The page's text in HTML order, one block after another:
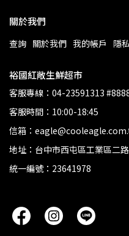
關於我們
查詢 關於我們 我的帳戶 隱
裕國紅敞生鮮超市
客服專線：04-23591313
客服時間：10:00-18:45
信箱：
地址：台中市西屯區工業區二
統一編號：23641978